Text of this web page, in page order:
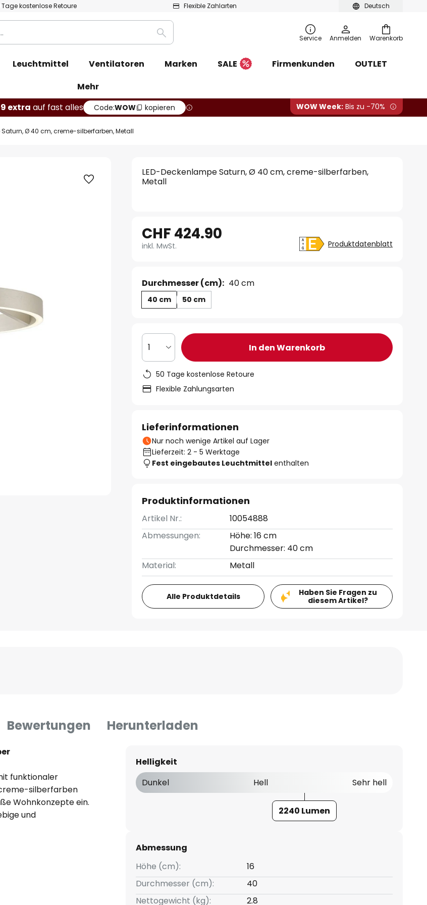
Deutsch
kostenlose Retoure Flexible Zahlarten
Warenkorb
Suche Service Anmelden
Leuchtmittel Ventilatoren Marken SALE Firmenkunden
OUTLET
Mehr
extra auf fast alles Code:WOW kopieren WOW Week: Bis zu -70%
Saturn, Ø 40 cm, creme-silberfarben, Metall
LED-Deckenlampe Saturn, Ø 40 cm, creme-silberfarben,
Metall
CHF 424.90
inkl. MwSt. Produktdatenblatt
Durchmesser (cm): 40 cm
40 cm 50 cm
1 In den Warenkorb
50 Tage kostenlose Retoure
Flexible Zahlungsarten
Lieferinformationen
Nur noch wenige Artikel auf Lager
Lieferzeit: 2 - 5 Werktage
Fest eingebautes Leuchtmittel enthalten
Produktinformationen
Artikel Nr.:
10054888
Abmessungen:
Höhe: 16 cm
Durchmesser: 40 cm
Material:
Metall
Alle Produktdetails
Haben Sie Fragen zu
diesem Artikel?
Bewertungen Herunterladen
funktionaler
silberfarben
Wohnkonzepte ein.
und
eine
im Raum
Helligkeit
Dunkel
Hell Sehr hell
2240 Lumen
Abmessung
Höhe (cm):
16
Durchmesser (cm):
40
Nettogewicht (kg):
2.8